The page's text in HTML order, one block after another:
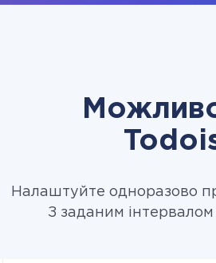
Налаштуйте одноразово
З заданим